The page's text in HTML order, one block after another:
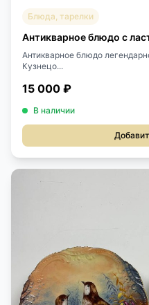
Блюда, тарелки
Антикварное блюдо с
Антикварное блюдо
Кузнецо...
15 000 ₽
В наличии